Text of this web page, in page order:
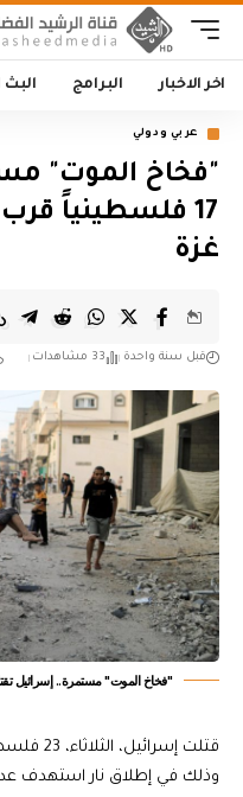
اخر الاخبار البرامج البث
عربي ودولي
"فخاخ الموت"
17 فلسطينياً
غزة
قبل سنة واحدة 33 مشاهدات
"فخاخ الموت" مستمرة.. إسرائيل تقتل 17 فلسطينياً قرب مركز مساعدات
وذلك في إطلاق نار استهدف